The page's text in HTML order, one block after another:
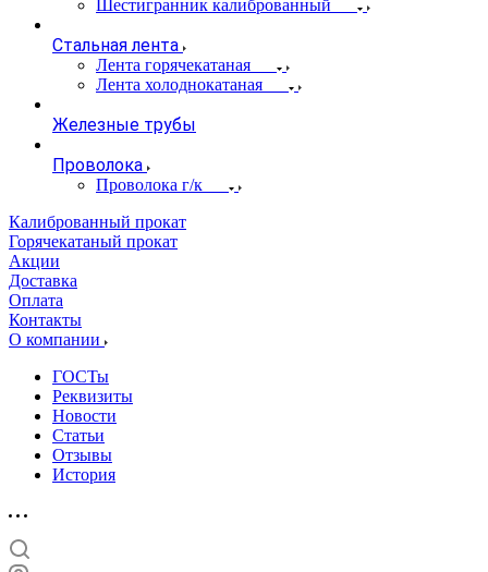
Шестигранник калиброванный
Стальная лента
Лента горячекатаная
Лента холоднокатаная
Железные трубы
Проволока
Проволока г/к
Калиброванный прокат
Горячекатаный прокат
Акции
Доставка
Оплата
Контакты
О компании
ГОСТы
Реквизиты
Новости
Статьи
Отзывы
История